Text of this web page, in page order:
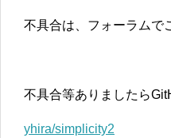
不具合は、フォーラムで
不具合等ありましたら
yhira/simplicity2